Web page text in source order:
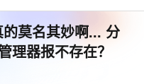
莫名其妙啊... 分
理器报不存在？